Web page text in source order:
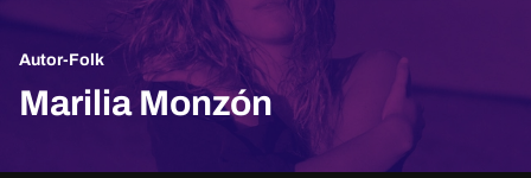
Autor-Folk
Marilia Monzón